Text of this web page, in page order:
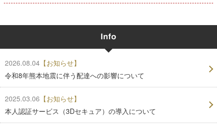
2026.08.04 【お知らせ】
令和8年熊本地震に伴う配達への影響について
2025.03.06 【お知らせ】
本人認証サービス（3Dセキュア）の導入について